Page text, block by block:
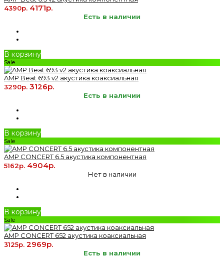
4390р. 4171р.
Есть в наличии
В корзину
Sale
AMP Beat 693 v2 акустика коаксиальная
3290р. 3126р.
Есть в наличии
В корзину
Sale
AMP CONCERT 6.5 акустика компонентная
5162р. 4904р.
Нет в наличии
В корзину
Sale
AMP CONCERT 652 акустика коаксиальная
3125р. 2969р.
Есть в наличии